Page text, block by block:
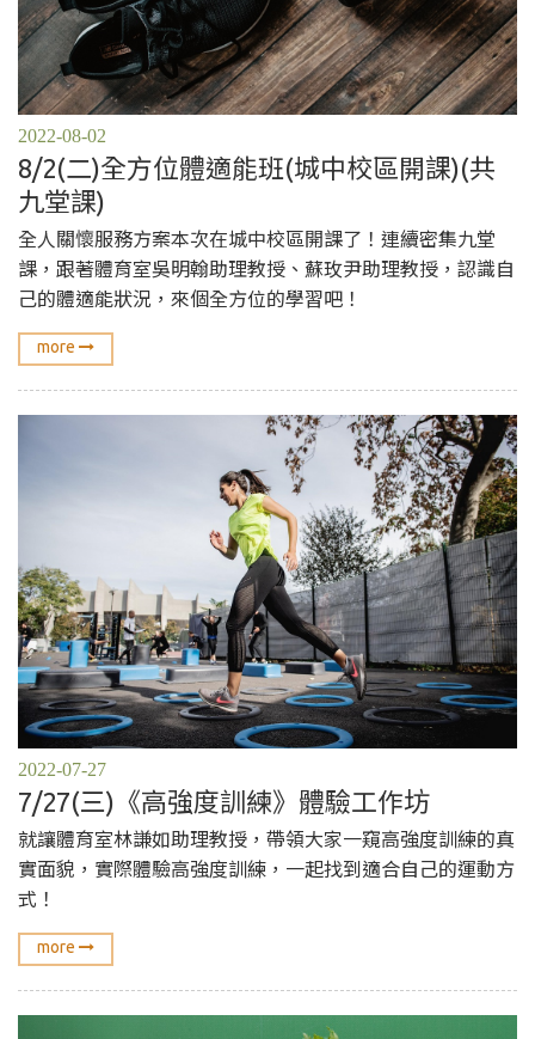
2022-08-02
8/2(二)全方位體適能班(城中校區開課)(共
九堂課)
全人關懷服務方案本次在城中校區開課了！連續密集九堂
課，跟著體育室吳明翰助理教授、蘇玫尹助理教授，認識自
己的體適能狀況，來個全方位的學習吧！
more
2022-07-27
7/27(三)《高強度訓練》體驗工作坊
就讓體育室林謙如助理教授，帶領大家一窺高強度訓練的真
實面貌，實際體驗高強度訓練，一起找到適合自己的運動方
式！
more